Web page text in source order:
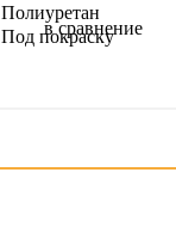
Полиуретан
Под покраску
в сравнение